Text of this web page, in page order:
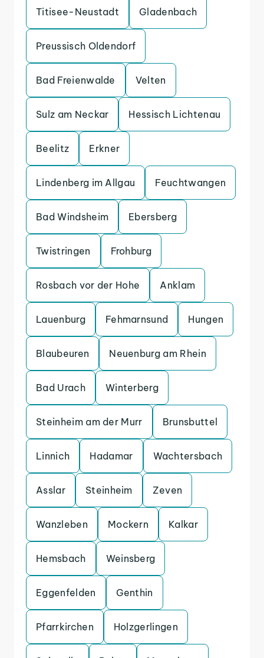
Titisee-Neustadt Gladenbach
Preussisch Oldendorf
Bad Freienwalde Velten
Sulz am Neckar Hessisch Lichtenau
Beelitz Erkner
Lindenberg im Allgau Feuchtwangen
Bad Windsheim Ebersberg
Twistringen Frohburg
Rosbach vor der Hohe Anklam
Lauenburg Fehmarnsund Hungen
Blaubeuren Neuenburg am Rhein
Bad Urach Winterberg
Steinheim am der Murr Brunsbuttel
Linnich Hadamar Wachtersbach
Asslar Steinheim Zeven
Wanzleben Mockern Kalkar
Hemsbach Weinsberg
Eggenfelden Genthin
Pfarrkirchen Holzgerlingen